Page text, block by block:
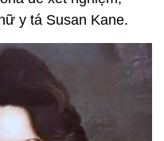
y tá Susan Kane.